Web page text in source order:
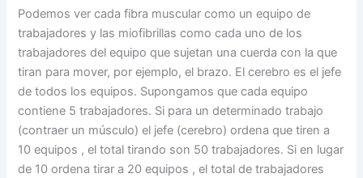
Podemos ver cada fibra muscular como un equipo de
trabajadores y las miofibrillas como cada uno de los
trabajadores del equipo que sujetan una cuerda con la que
tiran para mover, por ejemplo, el brazo. El cerebro es el jefe
de todos los equipos. Supongamos que cada equipo
contiene 5 trabajadores. Si para un determinado trabajo
(contraer un músculo) el jefe (cerebro) ordena que tiren a
10 equipos , el total tirando son 50 trabajadores. Si en lugar
de 10 ordena tirar a 20 equipos , el total de trabajadores